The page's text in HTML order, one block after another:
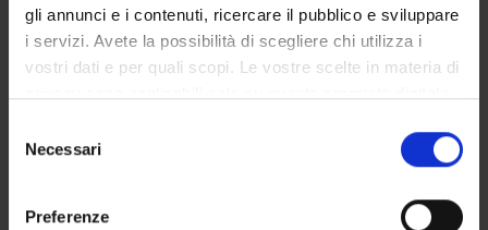
gli annunci e i contenuti, ricercare il pubblico e sviluppare
i servizi. Avete la possibilità di scegliere chi utilizza i
vostri dati e per quali scopi. Le vostre scelte in materia di
modificare o revocare il proprio consenso in qualsiasi
momento dalla Dichiarazione sui cookie o facendo clic
delNecessari
Preferenze
Proteomica strutturale, funzionale e di espressione
Biochemistry & Molecular Biology (DNBM) (DNBM)
Proteomica strutturale, funzionale e di espressione
Biochimica e Biologia Molecolare